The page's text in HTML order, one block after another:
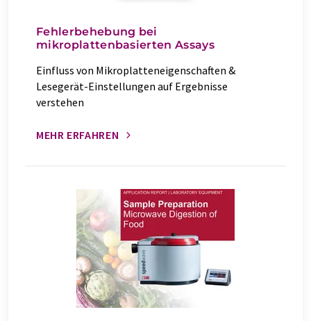
Fehlerbehebung bei
mikroplattenbasierten Assays
Einfluss von Mikroplatteneigenschaften &
Lesegerät-Einstellungen auf Ergebnisse
verstehen
MEHR ERFAHREN